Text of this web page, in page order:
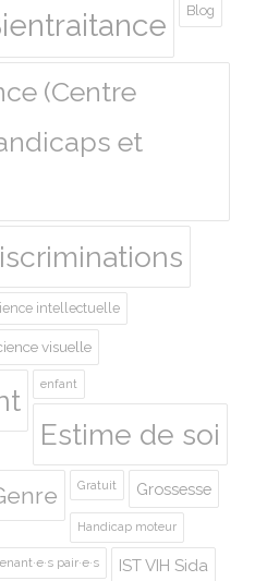
Blog
(Centre
et
intellectuelle
visuelle
enfant
Estime de soi
Gratuit Grossesse
Handicap moteur
pair·e·s IST VIH Sida